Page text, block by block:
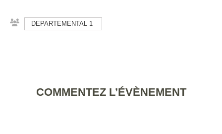
DEPARTEMENTAL 1
COMMENTEZ L’ÉVÈNEMENT